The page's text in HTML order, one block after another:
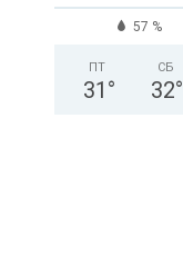
57 %
ПТ
31 °
СБ
32°